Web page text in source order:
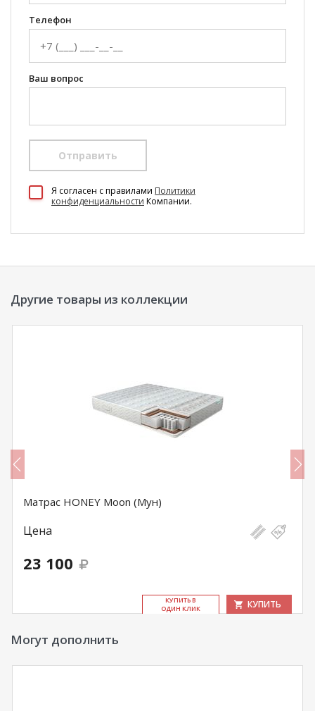
Телефон
Ваш вопрос
Отправить
Я согласен c правилами Политики
конфиденциальности Компании.
Другие товары из коллекции
Матрас HONEY Moon (Мун)
Цена
23 100
КУ­ПИТЬ В
ОДИН КЛИК
КУПИТЬ
Могут дополнить